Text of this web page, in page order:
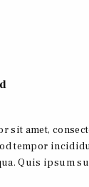
sit amet,
tempor
Quis ipsum